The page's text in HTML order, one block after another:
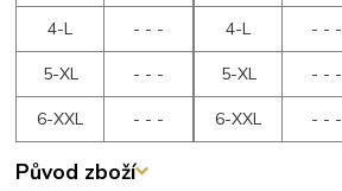
4-L
- - -
5-XL
- - -
6-XXL
- - -
4-L
- - -
5-XL
- - -
6-XXL
- - -
Původ zboží